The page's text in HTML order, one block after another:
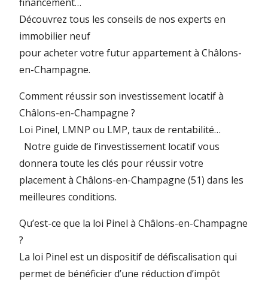
Découvrez tous les conseils de nos experts en
immobilier neuf
pour acheter votre futur appartement à Châlons-
en-Champagne.
Comment réussir son investissement locatif à
Châlons-en-Champagne ?
Loi Pinel, LMNP ou LMP, taux de rentabilité…
Notre guide de l’investissement locatifvous
donnera toute les clés pour réussir votre
placement à Châlons-en-Champagne (51) dans les
meilleures conditions.
Qu’est-ce que la loi Pinel à Châlons-en-Champagne
?
La loi Pinel est un dispositif de défiscalisation qui
permet de bénéficier d’une réduction d’impôt